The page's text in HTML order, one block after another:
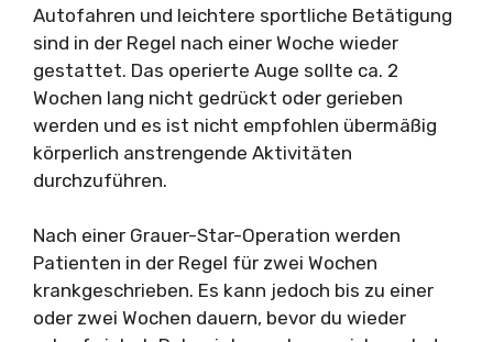
Autofahren und leichtere sportliche Betätigung
sind in der Regel nach einer Woche wieder
gestattet. Das operierte Auge sollte ca. 2
Wochen lang nicht gedrückt oder gerieben
werden und es ist nicht empfohlen übermäßig
körperlich anstrengende Aktivitäten
durchzuführen.
Nach einer Grauer-Star-Operation werden
Patienten in der Regel für zwei Wochen
krankgeschrieben. Es kann jedoch bis zu einer
oder zwei Wochen dauern, bevor du wieder